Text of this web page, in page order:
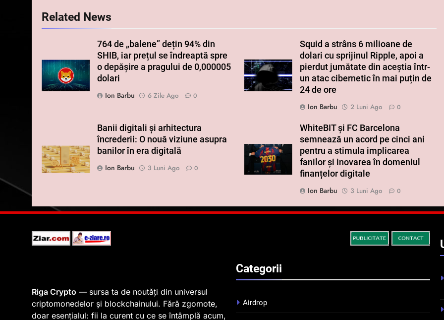
Related News
764 de „balene” dețin 94% din
SHIB, iar prețul se îndreaptă spre
o depășire a pragului de 0,000005
dolari
Ion Barbu
6 Zile Ago 0
Squid a strâns 6 milioane de
dolari cu sprijinul Ripple, apoi a
pierdut jumătate din aceștia într-
un atac cibernetic în mai puțin de
24 de ore
Ion Barbu
2 Luni Ago 0
Banii digitali și arhitectura
încrederii: O nouă viziune asupra
banilor în era digitală
Ion Barbu
3 Luni Ago 0
WhiteBIT și FC Barcelona
semnează un acord pe cinci ani
pentru a stimula implicarea
fanilor și inovarea în domeniul
finanțelor digitale
Ion Barbu
3 Luni Ago 0
Riga Crypto — sursa ta de noutăți din universul
criptomonedelor și blockchainului. Fără zgomote,
doar esențialul: fii la curent cu ce se întâmplă acum,
Categorii
Airdrop